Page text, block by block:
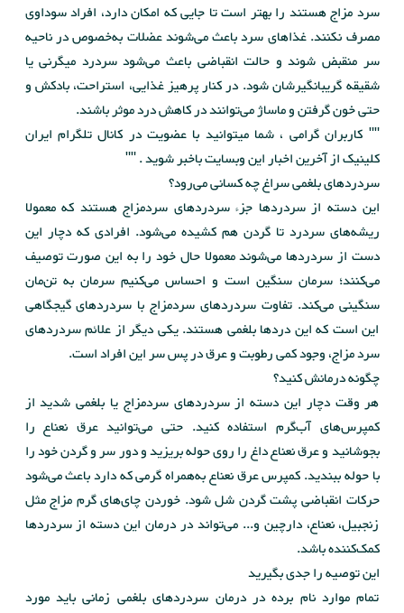
سرد مزاج هستند را بهتر است تا جایی که امکان دارد، افراد ‌سوداوی
مصرف نکنند. غذاهای سرد باعث می‌شوند عضلات به‌خصوص در ناحیه
سر منقبض شوند و حالت انقباضی باعث می‌شود سردرد میگرنی یا
شقیقه گریبانگیرشان شود. در کنار پرهیز غذایی، استراحت، بادکش و
حتی خون گرفتن و ماساژ می‌توانند در کاهش درد موثر باشند.
"" کاربران گرامی ، شما میتوانید با عضویت در کانال تلگرام ایران
کلینیک از آخرین اخبار این وبسایت باخبر شوید . ""
سردردهای بلغمی سراغ چه کسانی می‌رود؟
این دسته از سردردها جزء سردردهای سردمزاج هستند که معمولا
ریشه‌های سردرد تا گردن هم کشیده می‌شود. افرادی که دچار این
دست از سردردها می‌شوند معمولا حال خود را به این صورت توصیف
می‌کنند؛ سرمان سنگین است و احساس می‌کنیم سرمان به تن‌مان
سنگینی می‌کند. ‌تفاوت سردردهای سردمزاج با سردردهای گیجگاهی
این است که این دردها بلغمی هستند. یکی دیگر از علائم سردردهای
سرد مزاج، وجود کمی رطوبت و عرق در پس سر این افراد است.
چگونه درمانش کنید؟
هر وقت دچار این دسته از سردردهای سردمزاج یا بلغمی شدید از
کمپرس‌های آب‌گرم استفاده کنید. حتی می‌توانید عرق نعناع را
بجوشانید و عرق نعناع داغ را روی حوله بریزید و دور سر و گردن خود را
با حوله ببندید. کمپرس عرق نعناع به‌همراه گرمی که دارد باعث می‌شود
حرکات انقباضی پشت گردن شل شود. خوردن چای‌های گرم مزاج مثل
زنجبیل، نعناع، دارچین و... می‌تواند در درمان این دسته از سردردها
کمک‌کننده باشد.
این توصیه را جدی بگیرید
تمام موارد نام برده در درمان سردردهای بلغمی زمانی باید مورد